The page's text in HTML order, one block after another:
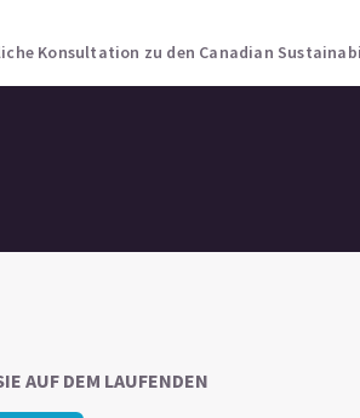
Konsultation zu den Canadian
AUF DEM LAUFENDEN